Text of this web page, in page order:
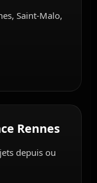
Saint-Malo,
Rennes
depuis ou